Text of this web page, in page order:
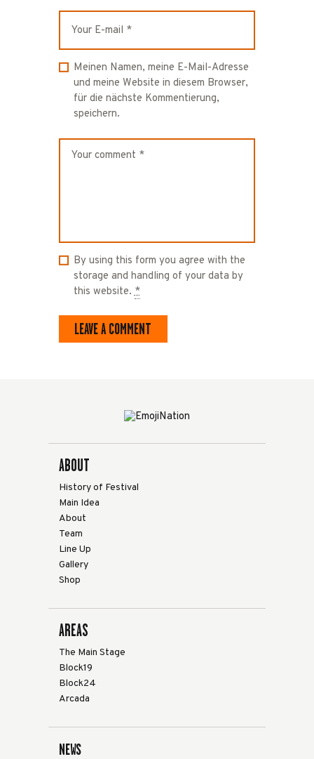
Meinen Namen, meine E-Mail-Adresse
und meine Website in diesem Browser,
für die nächste Kommentierung,
speichern.
By using this form you agree with the
storage and handling of your data by
this website.*
ABOUT
History of Festival
Main Idea
About
Team
Line Up
Gallery
Shop
AREAS
The Main Stage
Block19
Block24
Arcada
NEWS